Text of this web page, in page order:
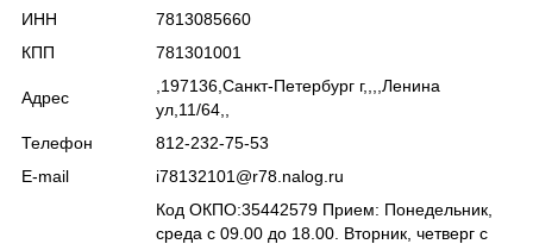
ИНН
7813085660
КПП
781301001
Адрес
,197136,Санкт-Петербург г,,,,Ленина
ул,11/64,,
Телефон
812-232-75-53
E-mail
i78132101@r78.nalog.ru
Код ОКПО:35442579 Прием: Понедельник,
среда с 09.00 до 18.00. Вторник, четверг с